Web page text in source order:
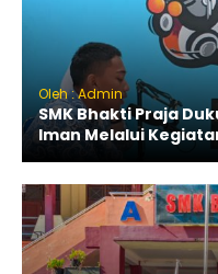
Oleh : Admin
SMK Bhakti Praja
Iman Melalui